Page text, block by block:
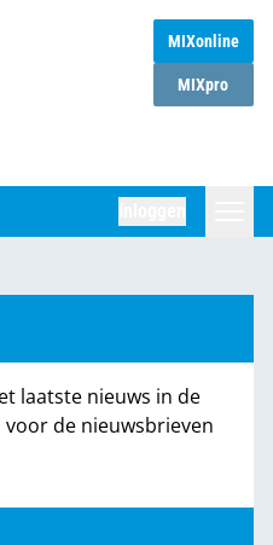
MIXonline
MIXpro
laatste nieuws in de
de nieuwsbrieven